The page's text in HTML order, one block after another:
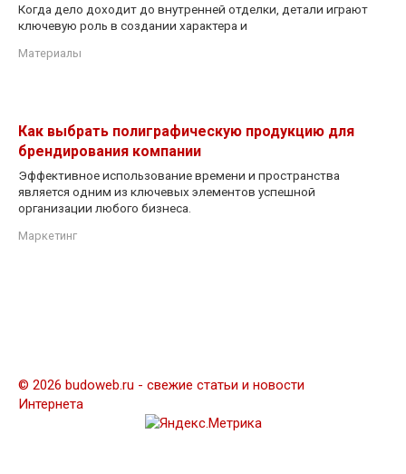
Когда дело доходит до внутренней отделки, детали играют
ключевую роль в создании характера и
Материалы
Как выбрать полиграфическую продукцию для
брендирования компании
Эффективное использование времени и пространства
является одним из ключевых элементов успешной
организации любого бизнеса.
Маркетинг
© 2026 budoweb.ru - свежие статьи и новости
Интернета